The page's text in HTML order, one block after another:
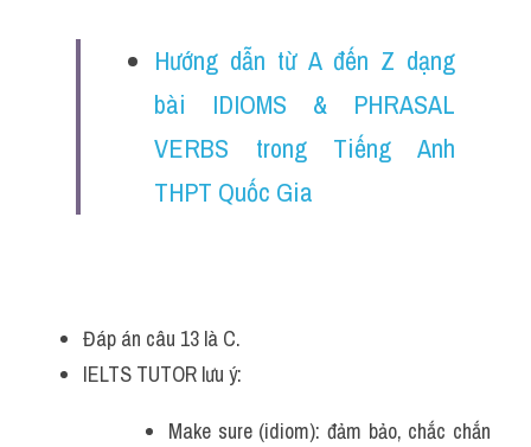
Hướng dẫn từ A đến Z dạng
bài IDIOMS & PHRASAL
VERBS trong Tiếng Anh
THPT Quốc Gia
Đáp án câu 13 là C.
IELTS TUTOR lưu ý:
Make sure (idiom): đảm bảo, chắc chắn